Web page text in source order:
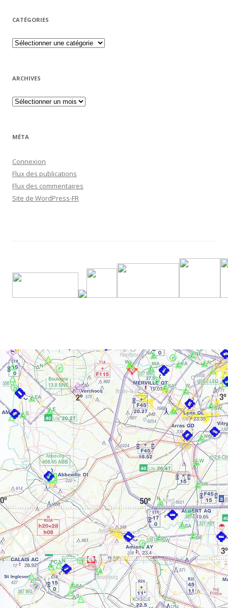
CATÉGORIES
Catégories
ARCHIVES
Archives
MÉTA
Connexion
Flux des publications
Flux des commentaires
Site de WordPress-FR